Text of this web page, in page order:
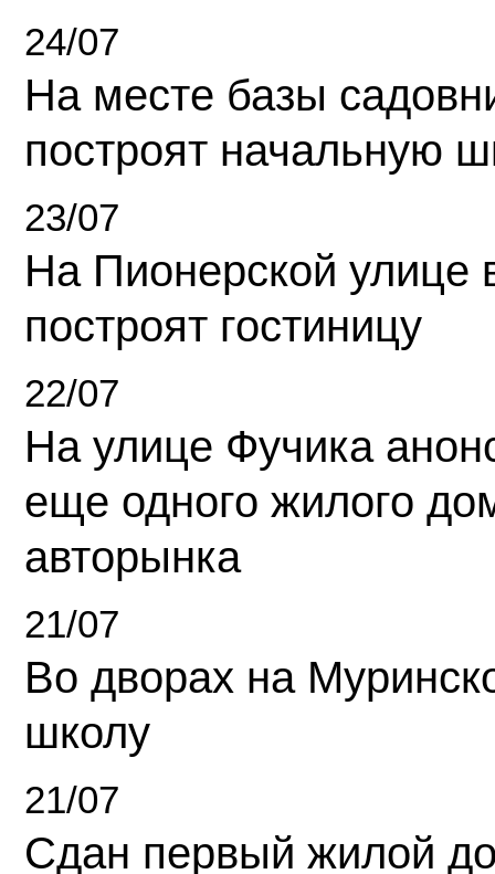
24/07
На месте базы
построят начальную
23/07
На Пионерской улице
построят гостиницу
22/07
На улице Фучика
еще одного жилого
авторынка
21/07
Во дворах на
школу
21/07
Сдан первый жилой